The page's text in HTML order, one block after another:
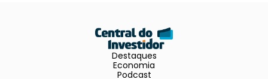
Destaques
Economia
Podcast